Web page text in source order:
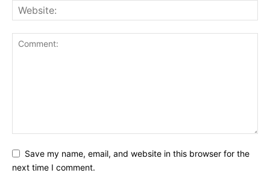
Save my name, email, and website in this browser for the
next time I comment.